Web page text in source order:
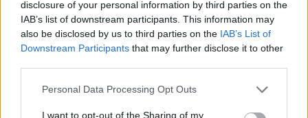
disclosure of your personal information by third parties on the
IAB’s list of downstream participants. This information may
also be disclosed by us to third parties on the IAB’s List of
Downstream Participants that may further disclose it to other
Please note that this website/app uses one or more Google
not limited to your visit or usage behaviour. You may click to
Personal Data Processing Opt Outs
I want to opt-out of the Sharing of my
tortilla chips
vörösbab konzerv
kukorica konzerv
paradicsom, avokádó, lila hagyma, chilipaprika
koriander vagy petrezselyem